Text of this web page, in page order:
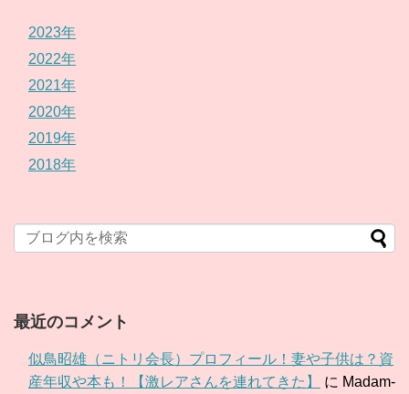
2023年
2022年
2021年
2020年
2019年
2018年
最近のコメント
似鳥昭雄（ニトリ会長）プロフィール！妻や子供は？資
産年収や本も！【激レアさんを連れてきた】
に Madam-